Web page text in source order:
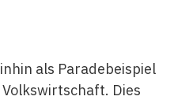
als Paradebeispiel
Dies